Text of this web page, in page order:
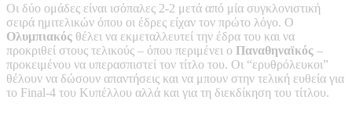
Οι δύο ομάδες είναι ισόπαλες 2-2 μετά από μία συγκλονιστική
σειρά ημιτελικών όπου οι έδρες είχαν τον πρώτο λόγο. Ο
Ολυμπιακός θέλει να εκμεταλλευτεί την έδρα του και να
προκριθεί στους τελικούς – όπου περιμένει ο Παναθηναϊκός –
προκειμένου να υπερασπιστεί τον τίτλο του. Οι “ερυθρόλευκοι”
θέλουν να δώσουν απαντήσεις και να μπουν στην τελική ευθεία για
το Final-4 του Κυπέλλου αλλά και για τη διεκδίκηση του τίτλου.